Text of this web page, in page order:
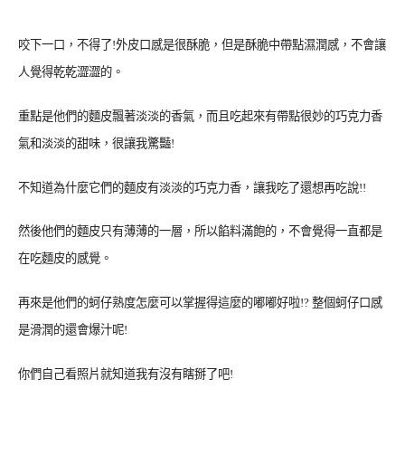
咬下一口，不得了!外皮口感是很酥脆，但是酥脆中帶點濕潤感，不會讓
人覺得乾乾澀澀的。
重點是他們的麵皮飄著淡淡的香氣，而且吃起來有帶點很妙的巧克力香
氣和淡淡的甜味，很讓我驚豔!
不知道為什麼它們的麵皮有淡淡的巧克力香，讓我吃了還想再吃說!!
然後他們的麵皮只有薄薄的一層，所以餡料滿飽的，不會覺得一直都是
在吃麵皮的感覺。
再來是他們的蚵仔熟度怎麼可以掌握得這麼的嘟嘟好啦!? 整個蚵仔口感
是滑潤的還會爆汁呢!
你們自己看照片就知道我有沒有瞎掰了吧!